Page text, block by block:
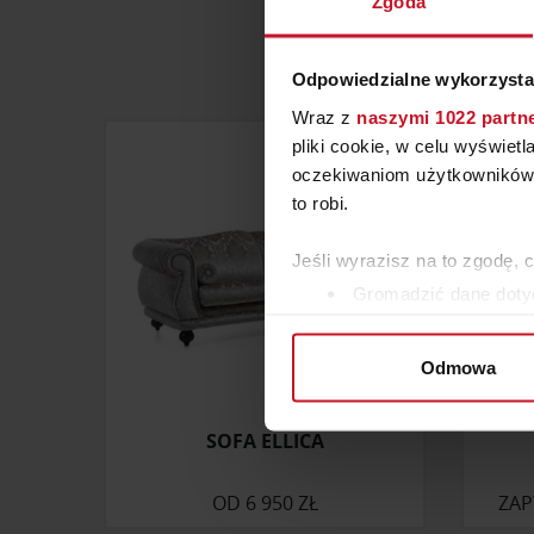
Odpowiedzialne
Wraz z naszymi 1022
pliki cookie, w celu
oczekiwaniom
to robi.
Jeśli wyrazisz na to zgodę,
Gromadzić dane
Dowiedz się więcej
ruch w naszej witrynie.
Odmowa
SOFA ELLICA
OD 6 950 ZŁ